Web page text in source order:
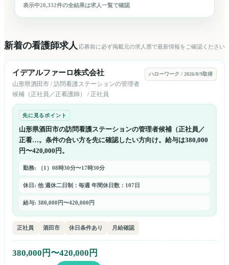
表示中28,332件の全結果は求人一覧で確認
新着の看護師求人 応募前に必ず掲載元の求人票で最新情報をご確認ください
イデアルファーロ株式会社
山形県酒田市 / 訪問看護ステーションの管理者
候補（正社員／正看護師）
/ 正社員
ハローワーク / 2026/8/9取得
先に見るポイント
山形県酒田市の訪問看護ステーションの管理者候補（正社員／
正看…。条件の合い方を先に確認したい方向け。給与は380,000
円〜420,000円。
勤務: （1）08時30分〜17時30分
休日: 他 週休二日制：毎週 年間休日数：107日
給与: 380,000円〜420,000円
正社員 酒田市 休日条件あり 月給確認
380,000円〜420,000円